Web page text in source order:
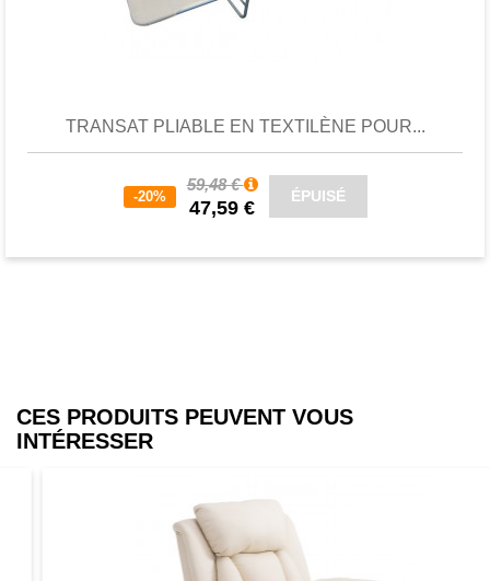
TRANSAT PLIABLE EN TEXTILÈNE POUR...
-20%
59,48 €
47,59 €
ÉPUISÉ
CES PRODUITS PEUVENT VOUS
INTÉRESSER